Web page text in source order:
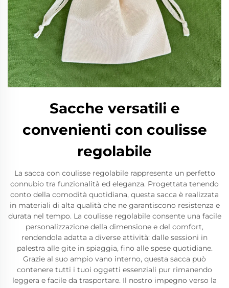
Sacche versatili e
convenienti con coulisse
regolabile
La sacca con coulisse regolabile rappresenta un perfetto
connubio tra funzionalità ed eleganza. Progettata tenendo
conto della comodità quotidiana, questa sacca è realizzata
in materiali di alta qualità che ne garantiscono resistenza e
durata nel tempo. La coulisse regolabile consente una facile
personalizzazione della dimensione e del comfort,
rendendola adatta a diverse attività: dalle sessioni in
palestra alle gite in spiaggia, fino alle spese quotidiane.
Grazie al suo ampio vano interno, questa sacca può
contenere tutti i tuoi oggetti essenziali pur rimanendo
leggera e facile da trasportare. Il nostro impegno verso la